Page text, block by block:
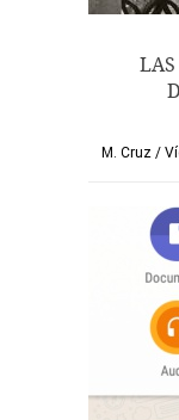
LAS
M. Cruz/